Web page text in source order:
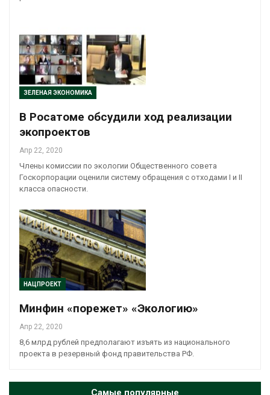
ЗЕЛЕНАЯ ЭКОНОМИКА
В Росатоме обсудили ход реализации
экопроектов
Апр 22, 2020
Члены комиссии по экологии Общественного совета
Госкорпорации оценили систему обращения с отходами I и II
класса опасности.
НАЦПРОЕКТ
Минфин «порежет» «Экологию»
Апр 22, 2020
8,6 млрд рублей предполагают изъять из национального
проекта в резервный фонд правительства РФ.
Самые популярные